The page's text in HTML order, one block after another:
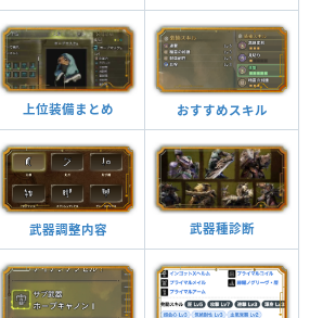
上位装備まとめ おすすめスキル
武器調整内容 武器種診断